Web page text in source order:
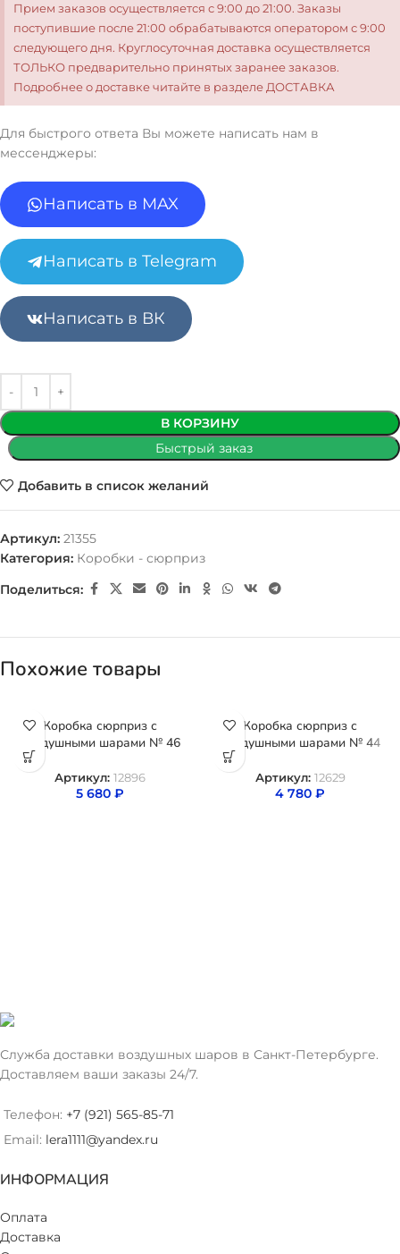
Прием заказов осуществляется с 9:00 до 21:00. Заказы
поступившие после 21:00 обрабатываются оператором с 9:00
следующего дня. Круглосуточная доставка осуществляется
ТОЛЬКО предварительно принятых заранее заказов.
Подробнее о доставке читайте в разделе ДОСТАВКА
Для быстрого ответа Вы можете написать нам в
мессенджеры:
Написать в MAX
Написать в Telegram
Написать в ВК
В КОРЗИНУ
Быстрый заказ
Добавить в список желаний
Артикул: 21355
Категория: Коробки - сюрприз
Поделиться:
Похожие товары
Коробка сюрприз с
воздушными шарами № 46
Артикул: 12896
5 680 ₽
Коробка сюрприз с
воздушными шарами № 44
Артикул: 12629
4 780 ₽
Служба доставки воздушных шаров в Санкт-Петербурге.
Доставляем ваши заказы 24/7.
Телефон: +7 (921) 565-85-71
Email: lera1111@yandex.ru
ИНФОРМАЦИЯ
Оплата
Доставка